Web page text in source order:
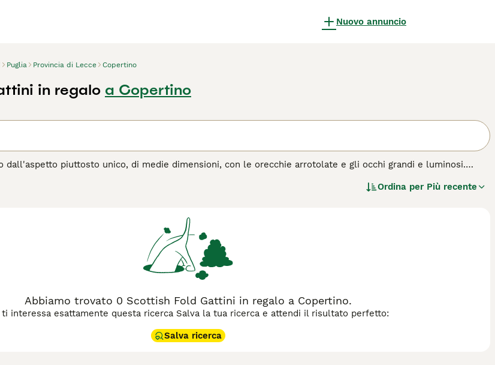
Nuovo annuncio
Puglia Provincia di Lecce Copertino
in regalo a Copertino
dall'aspetto piuttosto unico, di medie dimensioni, con le orecchie arrotolate e gli occhi grandi e luminosi.
delle persone di tutto il mondo, e per una buona ragione. Non solo lo Scottish Fold ha un aspetto insolito,
per informazioni su questa razza di cane.
Ordina per Più recente
Abbiamo trovato 0 Scottish Fold Gattini in regalo a Copertino.
ti interessa esattamente questa ricerca Salva la tua ricerca e attendi il risultato perfetto:
Salva ricerca